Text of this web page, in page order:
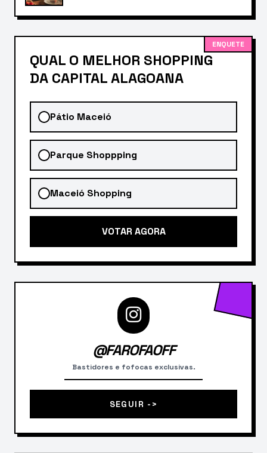
ENQUETE
QUAL O MELHOR SHOPPING
DA CAPITAL ALAGOANA
Pátio Maceió
Parque Shoppping
Maceió Shopping
VOTAR AGORA
@FAROFAOFF
Bastidores e fofocas exclusivas.
SEGUIR ->